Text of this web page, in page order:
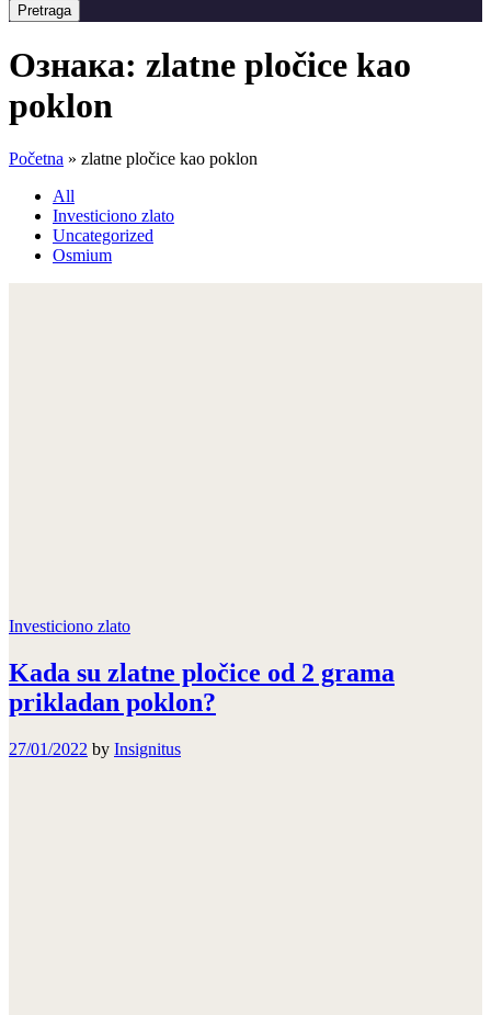
Pretraga
Ознака: zlatne pločice kao
poklon
Početna » zlatne pločice kao poklon
All
Investiciono zlato
Uncategorized
Osmium
Investiciono zlato
Kada su zlatne pločice od 2 grama
prikladan poklon?
27/01/2022 by Insignitus